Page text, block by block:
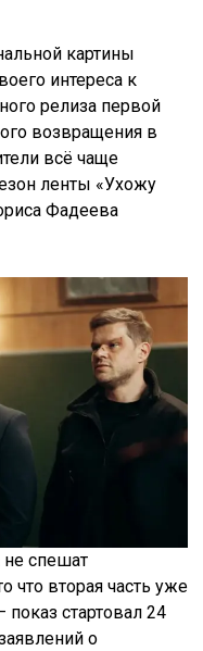
картины
интереса к
релиза первой
возвращения в
всё чаще
ленты «Ухожу
Фадеева
не спешат
что вторая часть уже
стартовал 24
о